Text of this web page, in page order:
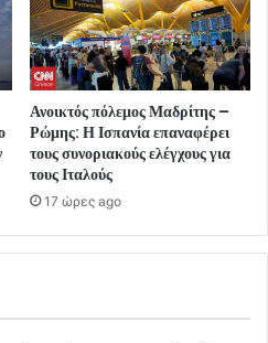
Ανοικτός πόλεμος Μαδρίτης –
Ρώμης: Η Ισπανία επαναφέρει
τους συνοριακούς ελέγχους για
τους Ιταλούς
17 ώρες ago